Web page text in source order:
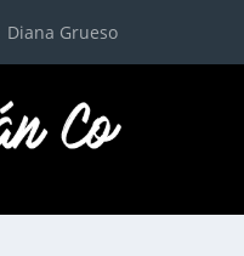
Diana Grueso